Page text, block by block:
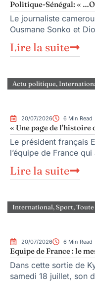
Politique-Sénégal: «
Le journaliste
Ousmane Sonko et
Lire la suite
Actu politique,
20/07/2026 6 Min Read
« Une page de
Le président français
l’équipe de France
Lire la suite
International,Sport,
20/07/2026 6 Min Read
Equipe de France : le
Dans cette sortie de
samedi 18 juillet, son